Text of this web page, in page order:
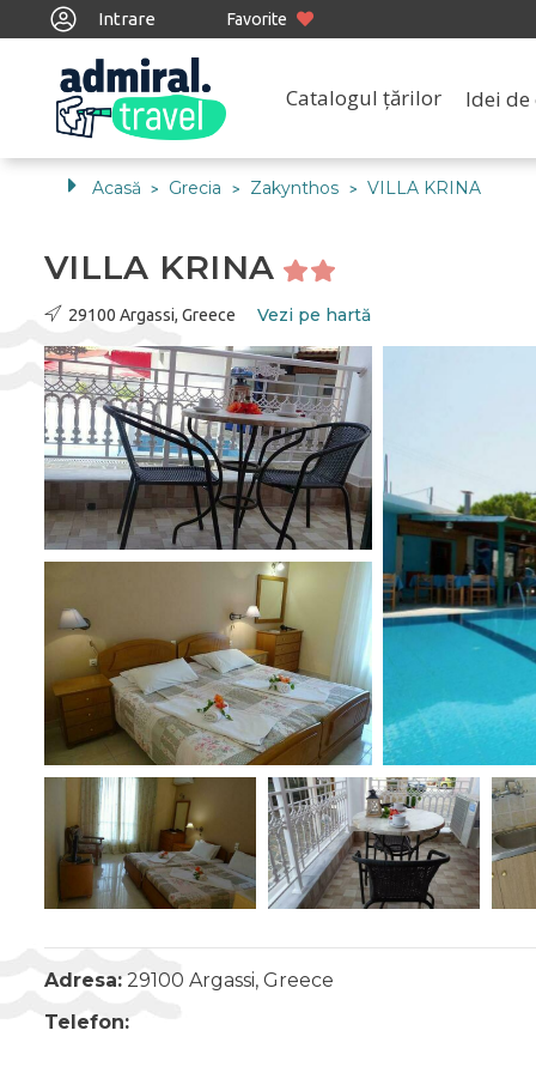
Intrare Favorite
Catalogul țărilor Idei
Acasă > Grecia > Zakynthos > VILLA KRINA
VILLA KRINA
29100 Argassi, Greece Vezi pe hartă
Adresa: 29100 Argassi, Greece
Telefon: